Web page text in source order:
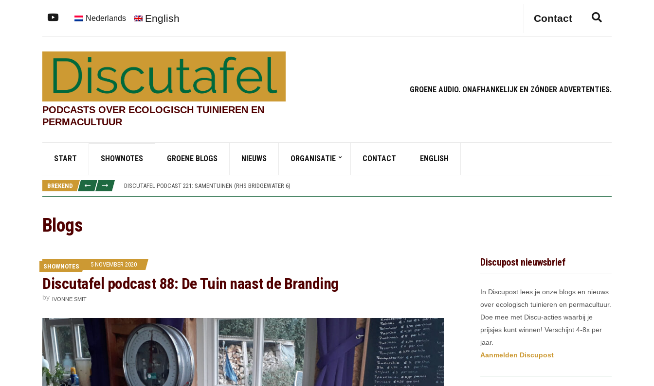
Nederlands English Contact
s
PODCASTS OVER ECOLOGISCH TUINIEREN EN
PERMACULTUUR
GROENE AUDIO. ONAFHANKELIJK EN ZÓNDER ADVERTENTIES.
START SHOWNOTES GROENE BLOGS NIEUWS ORGANISATIE CONTACT ENGLISH
BREKEND
DISCUTAFEL PODCAST 219: TESTVELDEN EN CHINESE STREAMSIDE GARDEN (RHS BRIDGEWATER 4)
DISCUTAFEL PODCAST 221: SAMENTUINEN (RHS BRIDGEWATER 6)
Blogs
SHOWNOTES 5 NOVEMBER 2020
Discutafel podcast 88: De Tuin naast de Branding
by IVONNE SMIT
Discupost nieuwsbrief
In Discupost lees je onze blogs en nieuws
over ecologisch tuinieren en permacultuur.
Doe mee met Discu-acties waarbij je
prijsjes kunt winnen! Verschijnt 4-8x per
jaar.
Aanmelden Discupost